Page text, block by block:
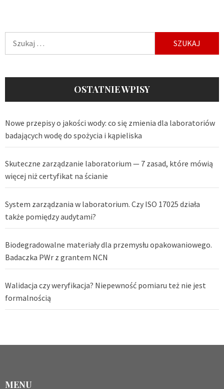
OSTATNIE WPISY
Nowe przepisy o jakości wody: co się zmienia dla laboratoriów
badających wodę do spożycia i kąpieliska
Skuteczne zarządzanie laboratorium — 7 zasad, które mówią
więcej niż certyfikat na ścianie
System zarządzania w laboratorium. Czy ISO 17025 działa
także pomiędzy audytami?
Biodegradowalne materiały dla przemysłu opakowaniowego.
Badaczka PWr z grantem NCN
Walidacja czy weryfikacja? Niepewność pomiaru też nie jest
formalnością
MENU